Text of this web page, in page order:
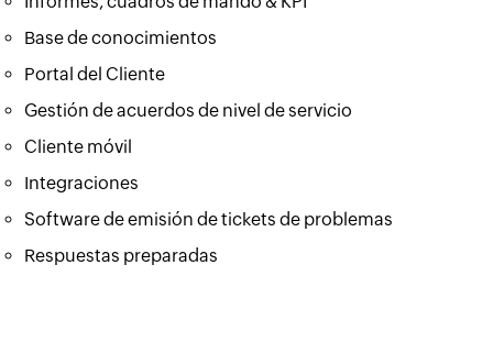
Base de conocimientos
Portal del Cliente
Gestión de acuerdos de nivel de servicio
Cliente móvil
Integraciones
Software de emisión de tickets de problemas
Respuestas preparadas